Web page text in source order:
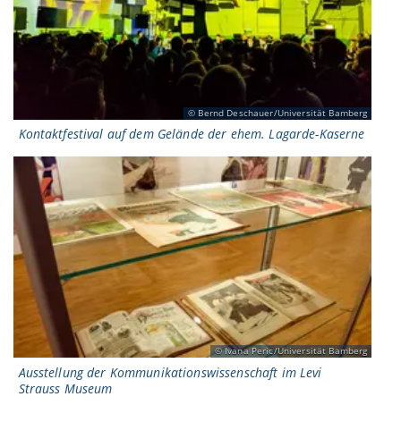
Bernd Deschauer/Universität Bamberg
Kontaktfestival auf dem Gelände der ehem. Lagarde-Kaserne
Ivana Peric/Universität Bamberg
Ausstellung der Kommunikationswissenschaft im Levi
Strauss Museum